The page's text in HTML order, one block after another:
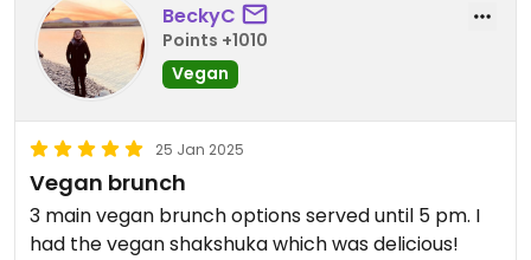
BeckyC
Points +1010
Vegan
25 Jan 2025
Vegan brunch
3 main vegan brunch options served until 5 pm. I
had the vegan shakshuka which was delicious!